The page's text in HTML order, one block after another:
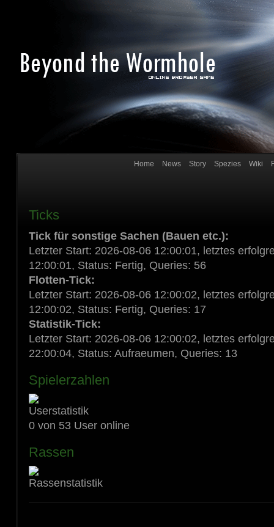
Home News Story Spezies Wiki
Ticks
Tick für sonstige Sachen (Bauen etc.):
Letzter Start: 2026-08-06 12:00:01, letztes
12:00:01, Status: Fertig, Queries: 56
Flotten-Tick:
Letzter Start: 2026-08-06 12:00:02, letztes
12:00:02, Status: Fertig, Queries: 17
Statistik-Tick:
Letzter Start: 2026-08-06 12:00:02, letztes
22:00:04, Status: Aufraeumen, Queries: 13
Spielerzahlen
0 von 53 User online
Rassen